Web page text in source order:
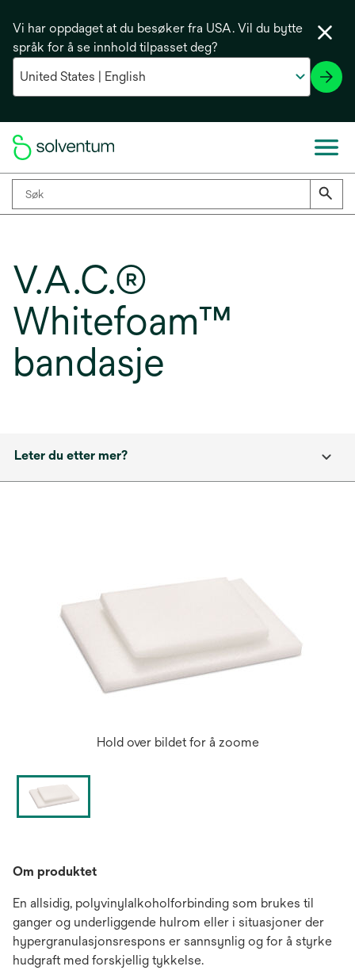
Vi har oppdaget at du besøker fra USA. Vil du bytte
språk for å se innhold tilpasset deg?
V.A.C.®
Whitefoam™
bandasje
Leter du etter mer?
Hold over bildet for å zoome
Om produktet
En allsidig, polyvinylalkoholforbinding som brukes til
ganger og underliggende hulrom eller i situasjoner der
hypergranulasjonsrespons er sannsynlig og for å styrke
hudgraft med forskjellig tykkelse.